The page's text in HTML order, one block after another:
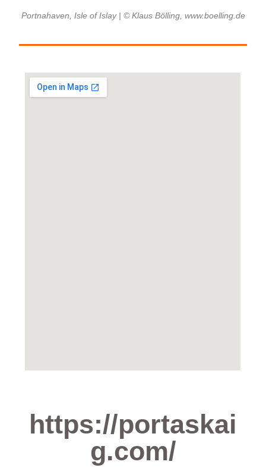
Portnahaven, Isle of Islay | © Klaus Bölling, www.boelling.de
https://portaskai
g.com/